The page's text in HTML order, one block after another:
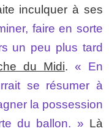
inculquer à ses
faire en sorte
un peu plus tard
du Midi. « En
se résumer à
la possession
du ballon. » Là